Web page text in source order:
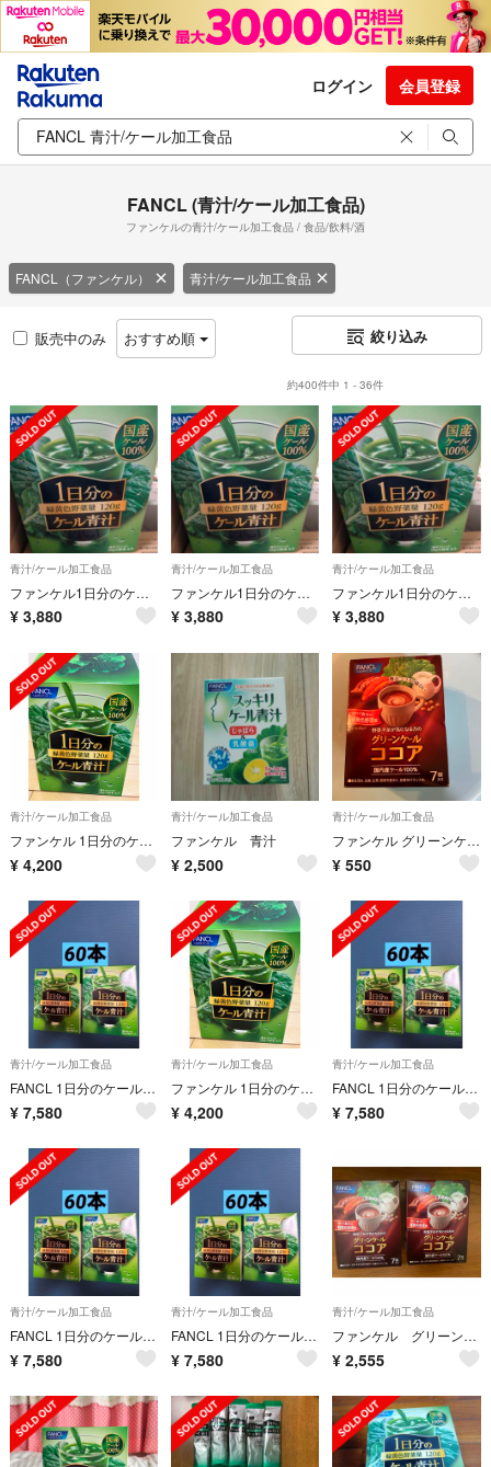
ログイン 会員登録
FANCL (青汁/ケール加工食品)
ファンケルの青汁/ケール加工食品 / 食品/飲料/酒
FANCL（ファンケル） 青汁/ケール加工食品
販売中のみ おすすめ順 絞り込み
約400件中 1 - 36件
青汁/ケール加工食品
ファンケル1日分のケール青汁10g×30本入
¥ 3,880
青汁/ケール加工食品
ファンケル1日分のケール青汁10g×30本入
¥ 3,880
青汁/ケール加工食品
ファンケル1日分のケール青汁10g×30本入
¥ 3,880
青汁/ケール加工食品
ファンケル 1日分のケール青汁(10g*30本入)
¥ 4,200
青汁/ケール加工食品
ファンケル 青汁
¥ 2,500
青汁/ケール加工食品
ファンケル グリーンケールココア
¥ 550
青汁/ケール加工食品
FANCL 1日分のケール青汁 120g 30本 計60本 ファンケル
¥ 7,580
青汁/ケール加工食品
ファンケル 1日分のケール青汁(10g✖️30本入)
¥ 4,200
青汁/ケール加工食品
FANCL 1日分のケール青汁 120g 30本 計60本 ファンケル
¥ 7,580
青汁/ケール加工食品
FANCL 1日分のケール青汁 120g 30本 計60本 ファンケル
¥ 7,580
青汁/ケール加工食品
FANCL 1日分のケール青汁 120g 30本 計60本 ファンケル
¥ 7,580
青汁/ケール加工食品
ファンケル グリーンケールココア 14袋
¥ 2,555